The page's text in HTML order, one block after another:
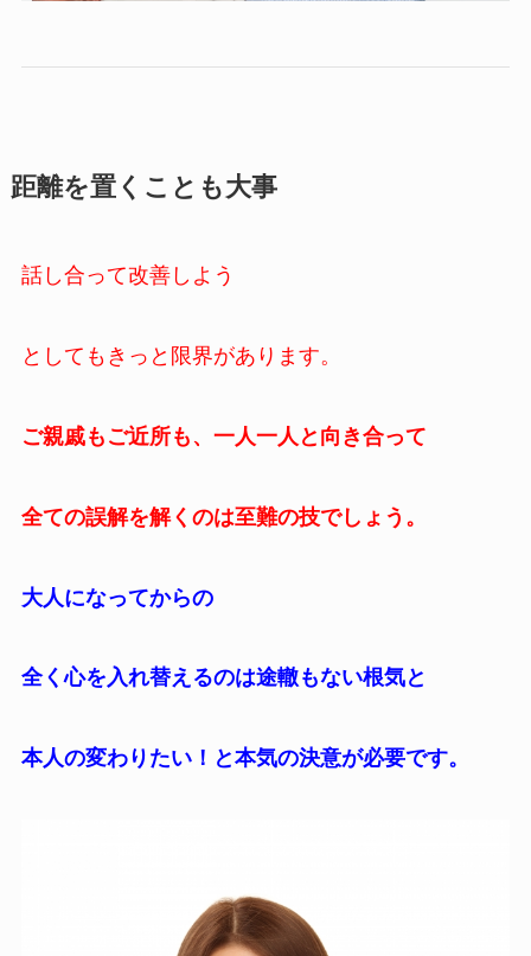
距離を置くことも大事
話し合って改善しよう
としてもきっと限界があります。
ご親戚もご近所も、一人一人と向き合って
全ての誤解を解くのは至難の技でしょう。
大人になってからの
全く心を入れ替えるのは途轍もない根気と
本人の変わりたい！と本気の決意が必要です。